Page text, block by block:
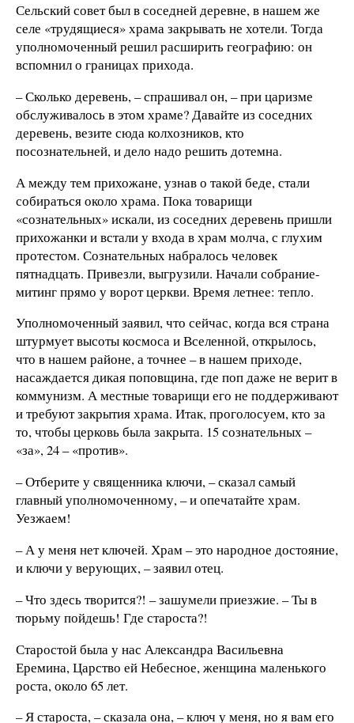
Сельский совет был в соседней деревне, в нашем же
селе «трудящиеся» храма закрывать не хотели. Тогда
уполномоченный решил расширить географию: он
вспомнил о границах прихода.
– Сколько деревень, – спрашивал он, – при царизме
обслуживалось в этом храме? Давайте из соседних
деревень, везите сюда колхозников, кто
посознательней, и дело надо решить дотемна.
А между тем прихожане, узнав о такой беде, стали
собираться около храма. Пока товарищи
«сознательных» искали, из соседних деревень пришли
прихожанки и встали у входа в храм молча, с глухим
протестом. Сознательных набралось человек
пятнадцать. Привезли, выгрузили. Начали собрание-
митинг прямо у ворот церкви. Время летнее: тепло.
Уполномоченный заявил, что сейчас, когда вся страна
штурмует высоты космоса и Вселенной, открылось,
что в нашем районе, а точнее – в нашем приходе,
насаждается дикая поповщина, где поп даже не верит в
коммунизм. А местные товарищи его не поддерживают
и требуют закрытия храма. Итак, проголосуем, кто за
то, чтобы церковь была закрыта. 15 сознательных –
«за», 24 – «против».
– Отберите у священника ключи, – сказал самый
главный уполномоченному, – и опечатайте храм.
Уезжаем!
– А у меня нет ключей. Храм – это народное достояние,
и ключи у верующих, – заявил отец.
– Что здесь творится?! – зашумели приезжие. – Ты в
тюрьму пойдешь! Где староста?!
Старостой была у нас Александра Васильевна
Еремина, Царство ей Небесное, женщина маленького
роста, около 65 лет.
– Я староста, – сказала она, – ключ у меня, но я вам его